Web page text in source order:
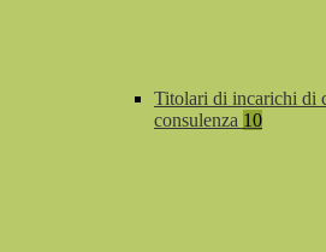
Titolari di incarichi di
consulenza 10